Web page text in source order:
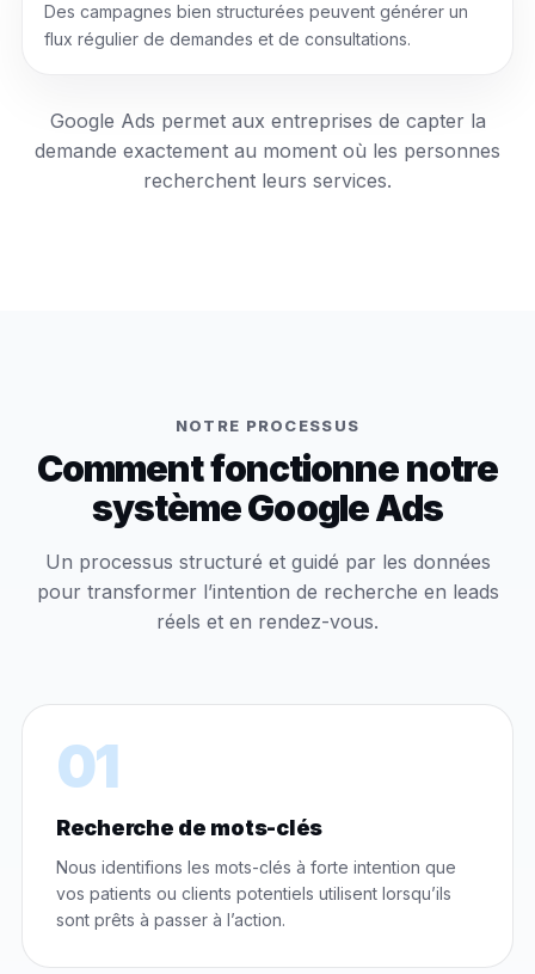
Des campagnes bien structurées peuvent générer un
flux régulier de demandes et de consultations.
Google Ads permet aux entreprises de capter la
demande exactement au moment où les personnes
recherchent leurs services.
NOTRE PROCESSUS
Comment fonctionne notre
système Google Ads
Un processus structuré et guidé par les données
pour transformer l’intention de recherche en leads
réels et en rendez-vous.
01
Recherche de mots-clés
Nous identifions les mots-clés à forte intention que
vos patients ou clients potentiels utilisent lorsqu’ils
sont prêts à passer à l’action.